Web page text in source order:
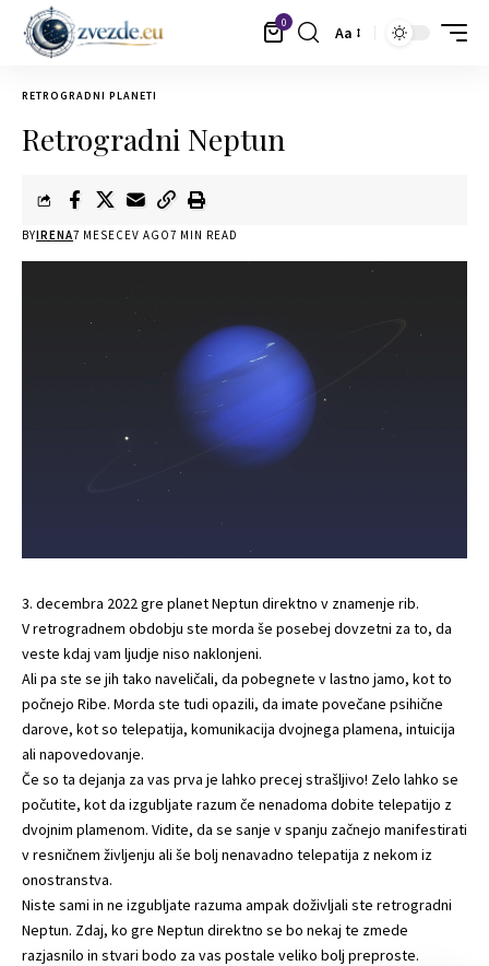
0 Aa
RETROGRADNI PLANETI
Retrogradni Neptun
BYIRENA7 MESECEV AGO7 MIN READ
3. decembra 2022 gre planet Neptun direktno v znamenje rib.
V retrogradnem obdobju ste morda še posebej dovzetni za to, da
veste kdaj vam ljudje niso naklonjeni.
Ali pa ste se jih tako naveličali, da pobegnete v lastno jamo, kot to
počnejo Ribe. Morda ste tudi opazili, da imate povečane psihične
darove, kot so telepatija, komunikacija dvojnega plamena, intuicija
ali napovedovanje.
Če so ta dejanja za vas prva je lahko precej strašljivo! Zelo lahko se
počutite, kot da izgubljate razum če nenadoma dobite telepatijo z
dvojnim plamenom. Vidite, da se sanje v spanju začnejo manifestirati
v resničnem življenju ali še bolj nenavadno telepatija z nekom iz
onostranstva.
Niste sami in ne izgubljate razuma ampak doživljali ste retrogradni
Neptun. Zdaj, ko gre Neptun direktno se bo nekaj te zmede
razjasnilo in stvari bodo za vas postale veliko bolj preproste.